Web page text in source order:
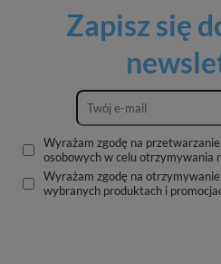
Zapisz się
Wyrażam zgodę na
osobowych w celu otrzymywania
Wyrażam zgodę na
wybranych produktach i